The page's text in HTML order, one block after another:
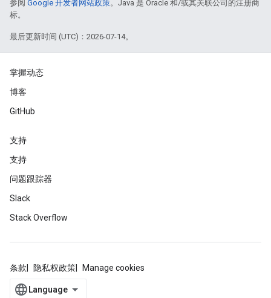
参阅 Google 开发者网站政策。Java 是 Oracle 和/或其关联公司的注册商
标。
最后更新时间 (UTC)：2026-07-14。
掌握动态
博客
GitHub
支持
支持
问题跟踪器
Slack
Stack Overflow
条款 隐私权政策 Manage cookies